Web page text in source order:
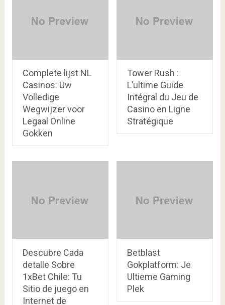
Complete lijst NL
Casinos: Uw
Volledige
Wegwijzer voor
Legaal Online
Gokken
Tower Rush :
L’ultime Guide
Intégral du Jeu de
Casino en Ligne
Stratégique
Descubre Cada
detalle Sobre
1xBet Chile: Tu
Sitio de juego en
Internet de
Betblast
Gokplatform: Je
Ultieme Gaming
Plek